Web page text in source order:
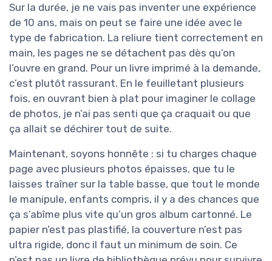
Sur la durée, je ne vais pas inventer une expérience
de 10 ans, mais on peut se faire une idée avec le
type de fabrication. La reliure tient correctement en
main, les pages ne se détachent pas dès qu’on
l’ouvre en grand. Pour un livre imprimé à la demande,
c’est plutôt rassurant. En le feuilletant plusieurs
fois, en ouvrant bien à plat pour imaginer le collage
de photos, je n’ai pas senti que ça craquait ou que
ça allait se déchirer tout de suite.
Maintenant, soyons honnête : si tu charges chaque
page avec plusieurs photos épaisses, que tu le
laisses traîner sur la table basse, que tout le monde
le manipule, enfants compris, il y a des chances que
ça s’abîme plus vite qu’un gros album cartonné. Le
papier n’est pas plastifié, la couverture n’est pas
ultra rigide, donc il faut un minimum de soin. Ce